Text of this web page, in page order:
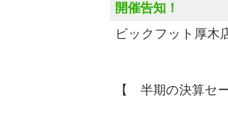
開催告知！
ビックフット厚木
【 半期の決算セ